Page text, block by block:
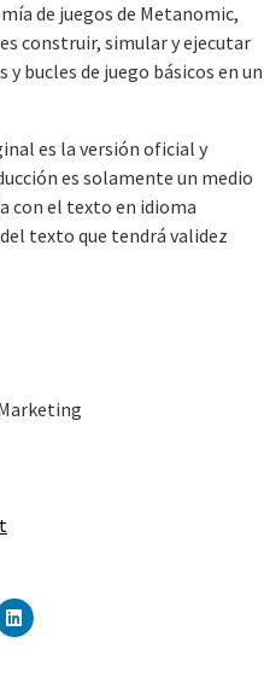
de juegos de Metanomic,
construir, simular y ejecutar
bucles de juego básicos en un
es la versión oficial y
es solamente un medio
con el texto en idioma
texto que tendrá validez